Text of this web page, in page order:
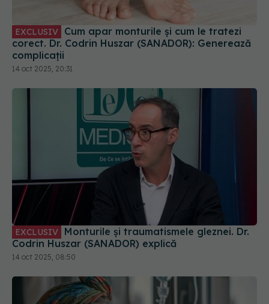
corect. Dr. Codrin Huszar (SANADOR): Generează
complicații
14 oct 2025, 20:31
EXCLUSIV
Codrin Huszar (SANADOR) explică
14 oct 2025, 08:50